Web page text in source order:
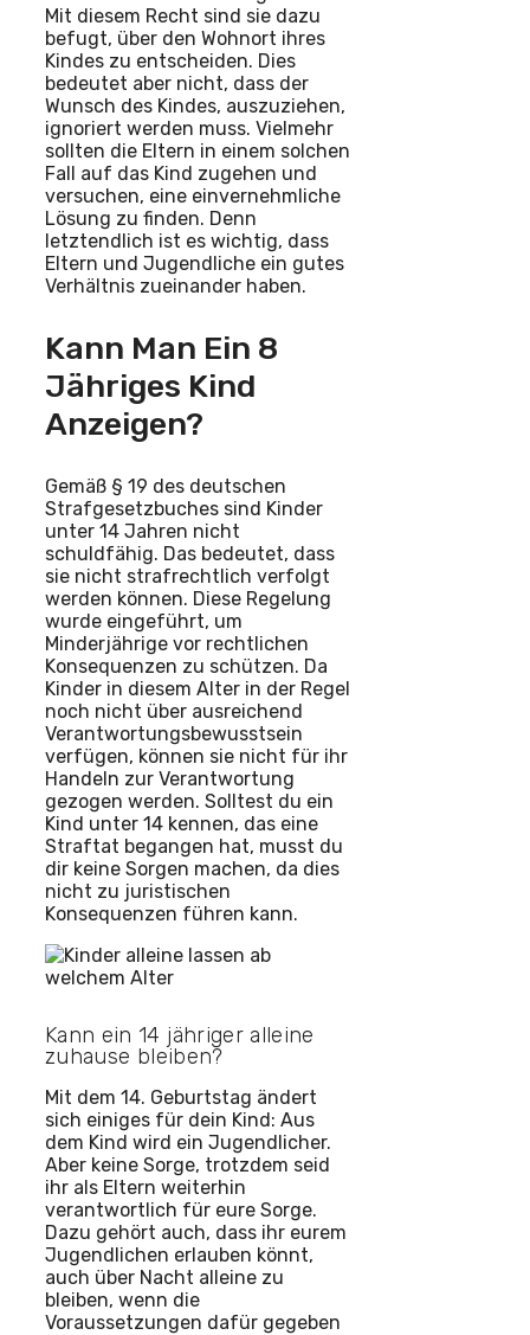
Mit diesem Recht sind sie dazu
befugt, über den Wohnort ihres
Kindes zu entscheiden. Dies
bedeutet aber nicht, dass der
Wunsch des Kindes, auszuziehen,
ignoriert werden muss. Vielmehr
sollten die Eltern in einem solchen
Fall auf das Kind zugehen und
versuchen, eine einvernehmliche
Lösung zu finden. Denn
letztendlich ist es wichtig, dass
Eltern und Jugendliche ein gutes
Verhältnis zueinander haben.
Kann Man Ein 8
Jähriges Kind
Anzeigen?
Gemäß § 19 des deutschen
Strafgesetzbuches sind Kinder
unter 14 Jahren nicht
schuldfähig. Das bedeutet, dass
sie nicht strafrechtlich verfolgt
werden können. Diese Regelung
wurde eingeführt, um
Minderjährige vor rechtlichen
Konsequenzen zu schützen. Da
Kinder in diesem Alter in der Regel
noch nicht über ausreichend
Verantwortungsbewusstsein
verfügen, können sie nicht für ihr
Handeln zur Verantwortung
gezogen werden. Solltest du ein
Kind unter 14 kennen, das eine
Straftat begangen hat, musst du
dir keine Sorgen machen, da dies
nicht zu juristischen
Konsequenzen führen kann.
Kann ein 14 jähriger alleine
zuhause bleiben?
Mit dem 14. Geburtstag ändert
sich einiges für dein Kind: Aus
dem Kind wird ein Jugendlicher.
Aber keine Sorge, trotzdem seid
ihr als Eltern weiterhin
verantwortlich für eure Sorge.
Dazu gehört auch, dass ihr eurem
Jugendlichen erlauben könnt,
auch über Nacht alleine zu
bleiben, wenn die
Voraussetzungen dafür gegeben